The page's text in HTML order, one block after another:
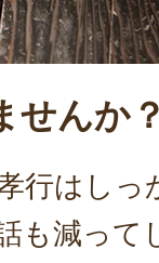
せんか
行はしっ
も減っ